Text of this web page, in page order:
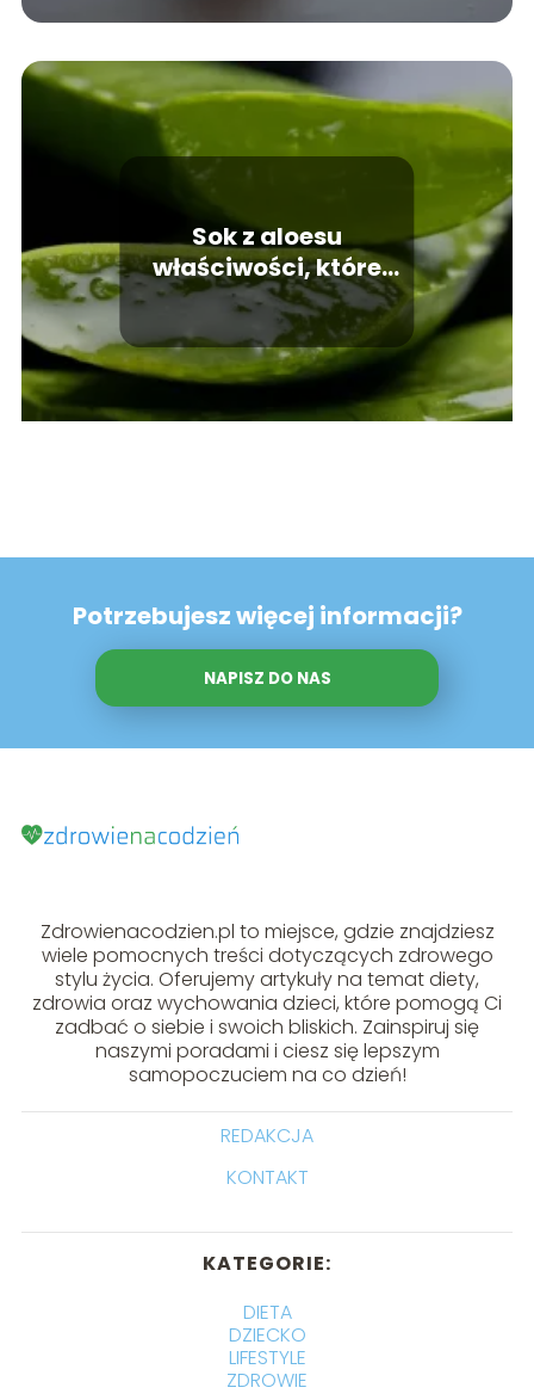
Sok z aloesu
właściwości, które
warto znać
Potrzebujesz więcej informacji?
NAPISZ DO NAS
Zdrowienacodzien.pl to miejsce, gdzie znajdziesz
wiele pomocnych treści dotyczących zdrowego
stylu życia. Oferujemy artykuły na temat diety,
zdrowia oraz wychowania dzieci, które pomogą Ci
zadbać o siebie i swoich bliskich. Zainspiruj się
naszymi poradami i ciesz się lepszym
samopoczuciem na co dzień!
REDAKCJA
KONTAKT
KATEGORIE:
DIETA
DZIECKO
LIFESTYLE
ZDROWIE